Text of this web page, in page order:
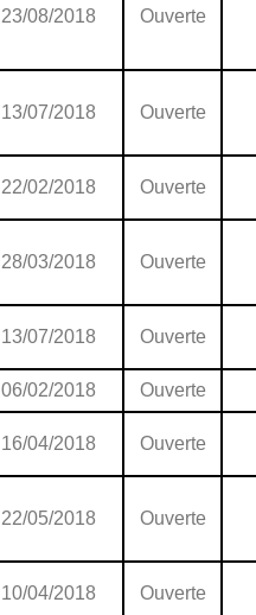
23/08/2018 Ouverte
13/07/2018 Ouverte
22/02/2018 Ouverte
28/03/2018 Ouverte
13/07/2018 Ouverte
06/02/2018 Ouverte
16/04/2018 Ouverte
22/05/2018 Ouverte
10/04/2018 Ouverte